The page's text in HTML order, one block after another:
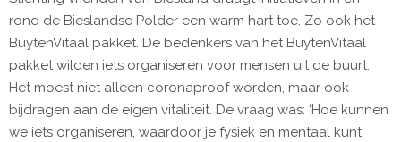
rond de Bieslandse Polder een warm hart toe. Zo ook het
BuytenVitaal pakket. De bedenkers van het BuytenVitaal
pakket wilden iets organiseren voor mensen uit de buurt.
Het moest niet alleen coronaproof worden, maar ook
bijdragen aan de eigen vitaliteit. De vraag was: ‘Hoe kunnen
we iets organiseren, waardoor je fysiek en mentaal kunt